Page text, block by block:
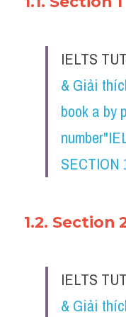
IELTS
& Giải
book a by
SECTION
1.2. Section
IELTS
& Giải